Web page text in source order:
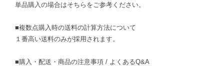
単品購入の場合はそちらをご参考ください。
■複数点購入時の送料の計算方法について
１番高い送料のみが採用されます。
■購入・配送・商品の注意事項 / よくあるQ&A